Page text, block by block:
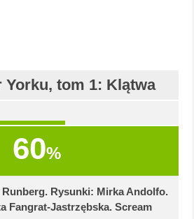
tom 1: Klątwa
60%
Rysunki: Mirka Andolfo.
Fangrat-Jastrzębska. Scream